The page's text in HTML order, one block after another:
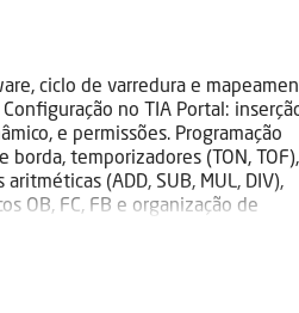
ciclo de varredura e
no TIA Portal:
e permissões. Programação
temporizadores (TON, TOF),
aritméticas (ADD, SUB, MUL, DIV),
OB, FC, FB e organização de
e arquivamento dos projetos.